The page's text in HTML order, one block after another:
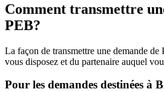
Comment transmettre
PEB?
La façon de transmettre une demande
vous disposez et du partenaire auquel
Pour les demandes destinées à